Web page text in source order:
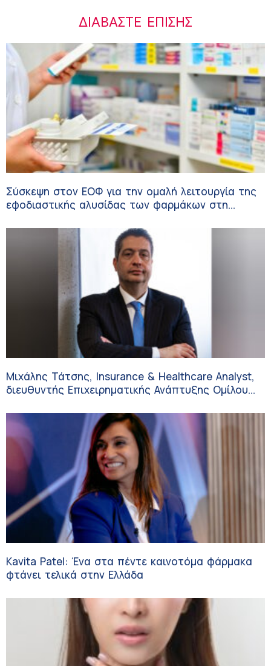
ΔΙΑΒΆΣΤΕ ΕΠΊΣΗΣ
Σύσκεψη στον ΕΟΦ για την ομαλή λειτουργία της
εφοδιαστικής αλυσίδας των φαρμάκων στη
Μιχάλης Τάτσης, Insurance & Healthcare Analyst,
διευθυντής Επιχειρηματικής Ανάπτυξης Ομίλου
Kavita Patel: Ένα στα πέντε καινοτόμα φάρμακα
φτάνει τελικά στην Ελλάδα